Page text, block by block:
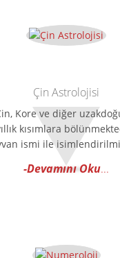
Çin Astrolojisi
Kore ve diğer
kısımlara
ismi ile
-Devamını Oku...